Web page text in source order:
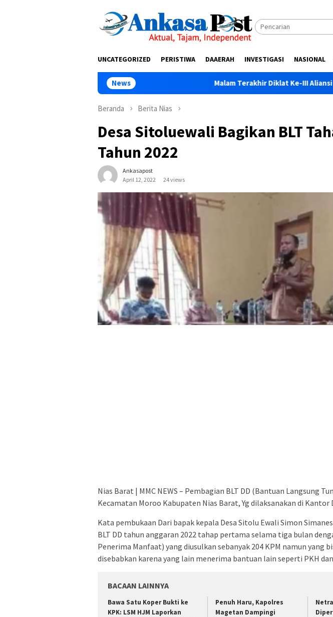
UNCATEGORIZED PERISTIWA DAAERAH INVESTIGASI NASIONAL
News Malam Terakhir Diklat Ke-III Aliansi Jaya Bersatu,
Beranda Berita Nias
Desa Sitoluewali Bagikan BLT
Tahun 2022
Ankasapost
April 12, 2022
24 views
Nias Barat | MMC NEWS – Pembagian BLT DD (Bantuan Langsung
Kecamatan Moroo Kabupaten Nias Barat, Yg dilaksanakan di Kantor
Kata pembukaan Dari bapak kepala Desa Sitolu Ewali Simon
BLT DD tahun anggaran 2022 tahap pertama selama tiga bulan
Penerima Manfaat) yang diusulkan sebanyak 204 KPM namun yang
disebabkan karena yang lain menerima bantuan lain seperti PKH
BACAAN LAINNYA
Bawa Satu Koper Bukti ke
KPK: LSM HJM Laporkan
Penuh Haru, Kapolres
Magetan Dampingi